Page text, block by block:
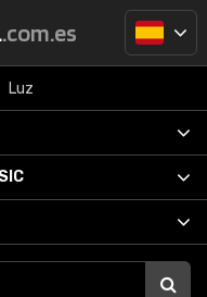
.com.es
Luz